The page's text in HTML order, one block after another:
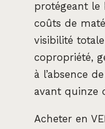
protégeant le
coûts de
visibilité
copropriété,
à l’absence
avant quinze
Acheter en